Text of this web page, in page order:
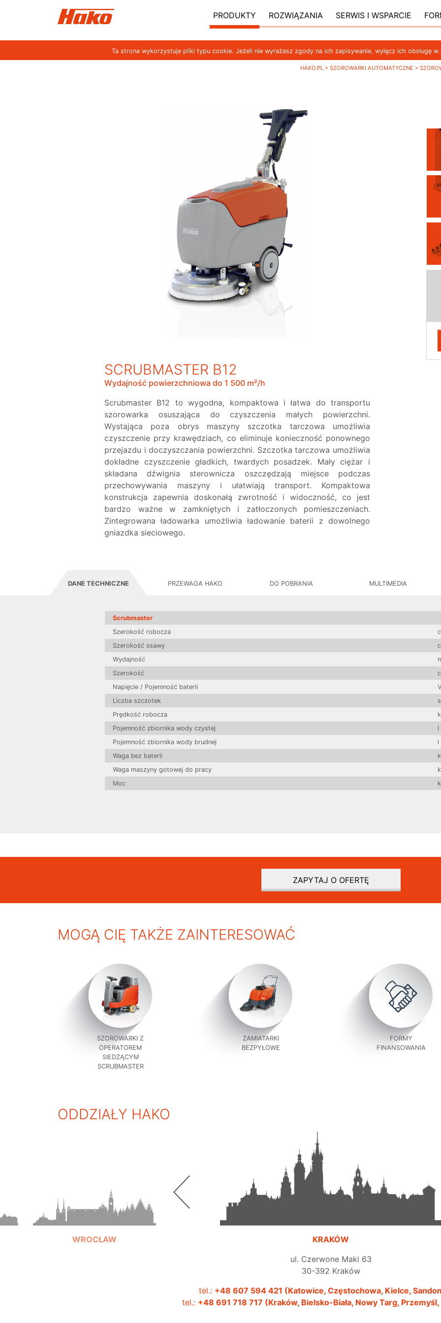
Ta strona wykorzystuje pliki typu cookie. Jeżeli nie wyrażasz zgody na ich zapisywanie, wyłącz ich obsługę
PRODUKTY ROZWIĄZANIA SERWIS I WSPARCIE
HAKO.PL > SZOROWARKI AUTOMATYCZNE >
SCRUBMASTER B12
Wydajność powierzchniowa do 1 500 m²/h
Scrubmaster B12 to wygodna, kompaktowa i łatwa do transportu
szorowarka osuszająca do czyszczenia małych powierzchni.
Wystająca poza obrys maszyny szczotka tarczowa umożliwia
czyszczenie przy krawędziach, co eliminuje konieczność ponownego
przejazdu i doczyszczania powierzchni. Szczotka tarczowa umożliwia
dokładne czyszczenie gładkich, twardych posadzek. Mały ciężar i
składana dźwignia sterownicza oszczędzają miejsce podczas
przechowywania maszyny i ułatwiają transport. Kompaktowa
konstrukcja zapewnia doskonałą zwrotność i widoczność, co jest
bardzo ważne w zamkniętych i zatłoczonych pomieszczeniach.
Zintegrowana ładowarka umożliwia ładowanie baterii z dowolnego
gniazdka sieciowego.
DANE TECHNICZNE PRZEWAGA HAKO DO POBRANIA MULTIMEDIA
Scrubmaster
Szerokość robocza
Szerokość ssawy
Wydajność
Szerokość
Napięcie / Pojemność baterii
Liczba szczotek
Prędkość robocza
Pojemność zbiornika wody czystej
l
Pojemność zbiornika wody brudnej
l
Waga bez baterii
Waga maszyny gotowej do pracy
Moc
ZAPYTAJ O OFERTĘ
MOGĄ CIĘ TAKŻE ZAINTERESOWAĆ
SZOROWARKI Z
OPERATOREM
SIEDZĄCYM
SCRUBMASTER
ZAMIATARKI
BEZPYŁOWE
FORMY
FINANSOWANIA
ODDZIAŁY HAKO
WROCŁAW
KRAKÓW
ul. Czerwone Maki 63
30-392 Kraków
tel.: +48 607 594 421 (Katowice, Częstochowa, Kielce,
tel.: +48 691 718 717 (Kraków, Bielsko-Biała, Nowy Targ,